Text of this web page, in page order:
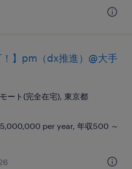
！】pm（dx推進）@大手
ート(完全在宅), 東京都
per year, 年収500 ～